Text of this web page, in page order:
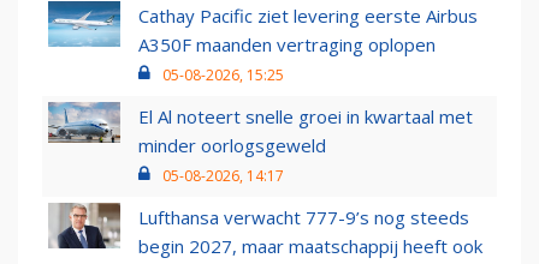
Cathay Pacific ziet levering eerste Airbus
A350F maanden vertraging oplopen
05-08-2026, 15:25
El Al noteert snelle groei in kwartaal met
minder oorlogsgeweld
05-08-2026, 14:17
Lufthansa verwacht 777-9’s nog steeds
begin 2027, maar maatschappij heeft ook